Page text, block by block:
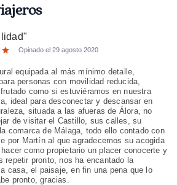
"
Opinado el29 agosto 2020
equipada al más mínimo detalle,
personas con movilidad reducida,
como si estuviéramos en nuestra
ideal para desconectar y descansar en
situada a las afueras de Álora, no
de visitar el Castillo, sus calles, su
comarca de Málaga, todo ello contado con
por Martín al que agradecemos su acogida
como propietario un placer conocerte y
repetir pronto, nos ha encantado la
casa, el paisaje, en fin una pena que lo
pronto, gracias.